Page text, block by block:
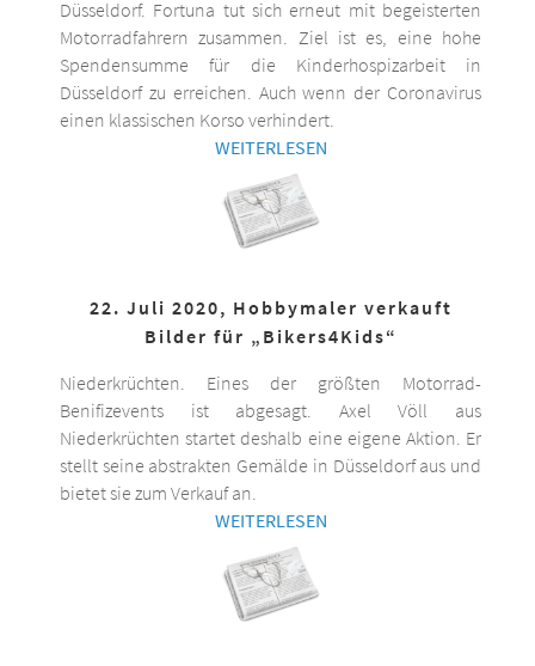
Düsseldorf. Fortuna tut sich erneut mit begeisterten
Motorradfahrern zusammen. Ziel ist es, eine hohe
Spendensumme für die Kinderhospizarbeit in
Düsseldorf zu erreichen. Auch wenn der Coronavirus
einen klassischen Korso verhindert.
WEITERLESEN
22. Juli 2020, Hobbymaler verkauft
Bilder für „Bikers4Kids“
Niederkrüchten. Eines der größten Motorrad-
Benifizevents ist abgesagt. Axel Völl aus
Niederkrüchten startet deshalb eine eigene Aktion. Er
stellt seine abstrakten Gemälde in Düsseldorf aus und
bietet sie zum Verkauf an.
WEITERLESEN